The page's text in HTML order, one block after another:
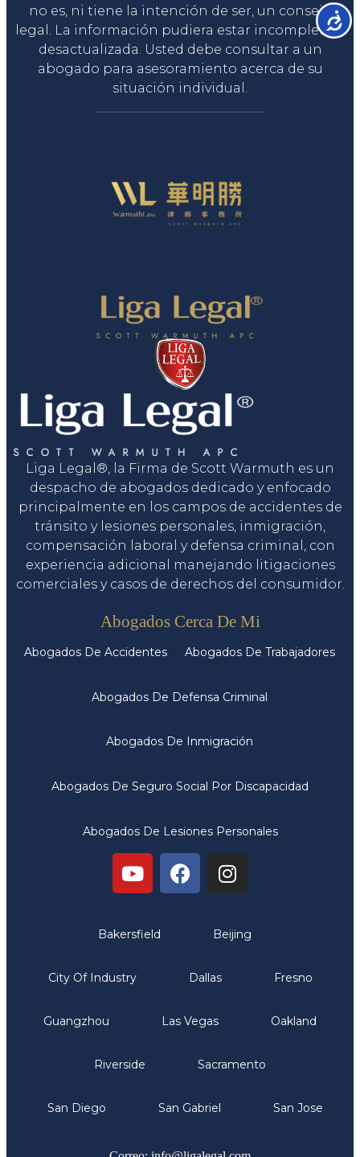
no es, ni tiene la intención de ser, un consejo
legal. La información pudiera estar incompleta o
desactualizada. Usted debe consultar a un
abogado para asesoramiento acerca de su
situación individual.
Liga Legal®, la Firma de Scott Warmuth es un
despacho de abogados dedicado y enfocado
principalmente en los campos de accidentes de
tránsito y lesiones personales, inmigración,
compensación laboral y defensa criminal, con
experiencia adicional manejando litigaciones
comerciales y casos de derechos del consumidor.
Abogados Cerca De Mi
Abogados De Accidentes Abogados De Trabajadores
Abogados De Defensa Criminal
Abogados De Inmigración
Abogados De Seguro Social Por Discapacidad
Abogados De Lesiones Personales
Bakersfield Beijing
City Of Industry Dallas Fresno
Guangzhou Las Vegas Oakland
Riverside Sacramento
San Diego San Gabriel San Jose